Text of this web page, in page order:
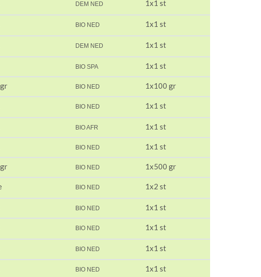
DEM NED 1x1 st
BIO NED 1x1 st
DEM NED 1x1 st
BIO SPA 1x1 st
BIO NED 1x100 gr
BIO NED 1x1 st
BIO AFR 1x1 st
BIO NED 1x1 st
BIO NED 1x500 gr
BIO NED 1x2 st
BIO NED 1x1 st
BIO NED 1x1 st
BIO NED 1x1 st
BIO NED 1x1 st